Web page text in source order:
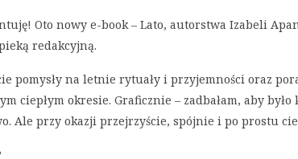
Oto nowy e-book – Lato, autorstwa Izabeli
redakcyjną.
pomysły na letnie rytuały i przyjemności oraz
ciepłym okresie. Graficznie – zadbałam, aby było
Ale przy okazji przejrzyście, spójnie i po prostu